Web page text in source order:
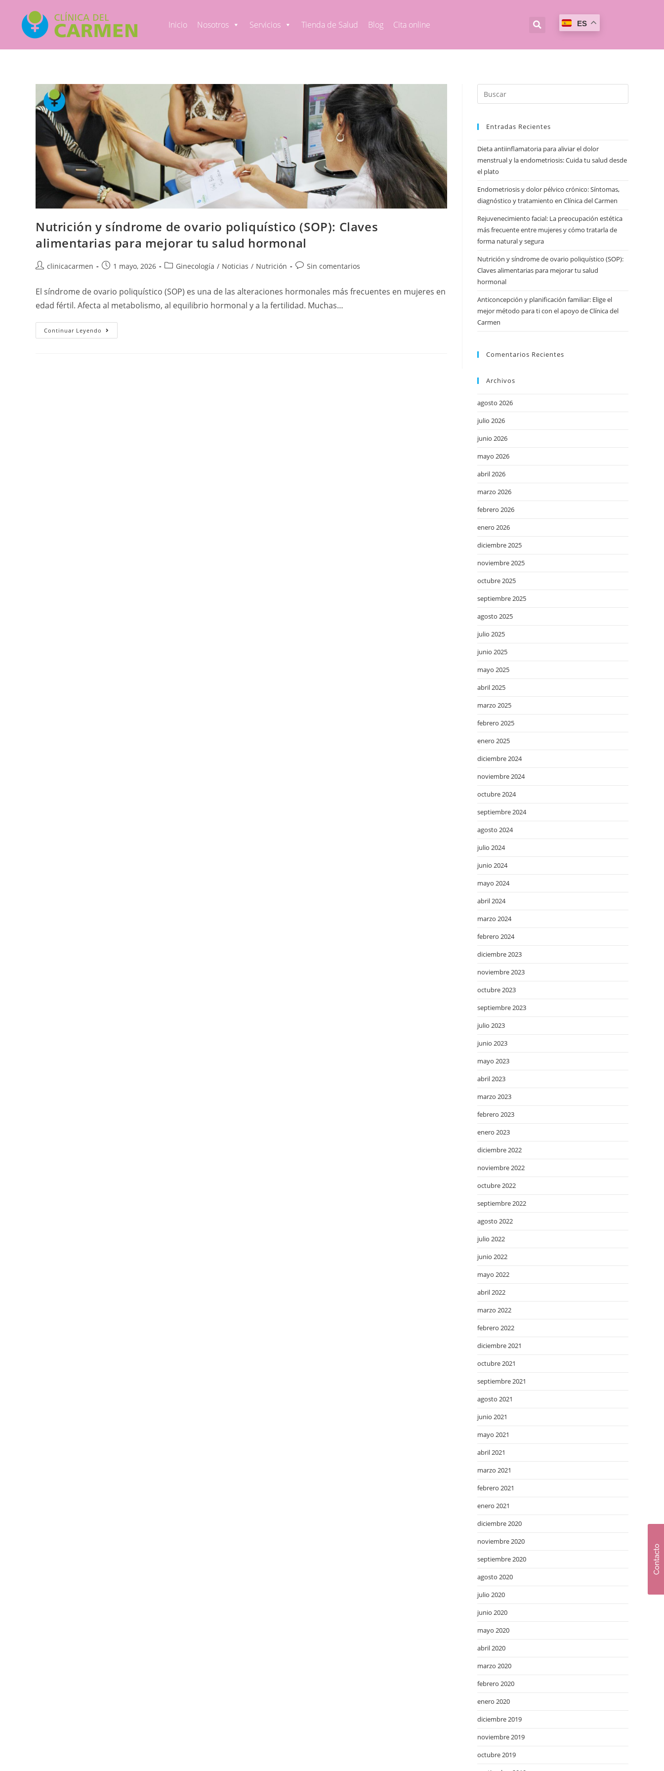
Inicio Nosotros Servicios Tienda de Salud Blog Cita online ES
Contacto
Nutrición y síndrome de ovario poliquístico (SOP): Claves
alimentarias para mejorar tu salud hormonal
clinicacarmen 1 mayo, 2026 Ginecología / Noticias / Nutrición Sin comentarios
El síndrome de ovario poliquístico (SOP) es una de las alteraciones hormonales más frecuentes en mujeres en
edad fértil. Afecta al metabolismo, al equilibrio hormonal y a la fertilidad. Muchas…
Continuar Leyendo
Entradas Recientes
Dieta antiinflamatoria para aliviar el dolor
menstrual y la endometriosis: Cuida tu salud desde
el plato
Endometriosis y dolor pélvico crónico: Síntomas,
diagnóstico y tratamiento en Clínica del Carmen
Rejuvenecimiento facial: La preocupación estética
más frecuente entre mujeres y cómo tratarla de
forma natural y segura
Nutrición y síndrome de ovario poliquístico (SOP):
Claves alimentarias para mejorar tu salud
hormonal
Anticoncepción y planificación familiar: Elige el
mejor método para ti con el apoyo de Clínica del
Carmen
Comentarios Recientes
Archivos
agosto 2026
julio 2026
junio 2026
mayo 2026
abril 2026
marzo 2026
febrero 2026
enero 2026
diciembre 2025
noviembre 2025
octubre 2025
septiembre 2025
agosto 2025
julio 2025
junio 2025
mayo 2025
abril 2025
marzo 2025
febrero 2025
enero 2025
diciembre 2024
noviembre 2024
octubre 2024
septiembre 2024
agosto 2024
julio 2024
junio 2024
mayo 2024
abril 2024
marzo 2024
febrero 2024
diciembre 2023
noviembre 2023
octubre 2023
septiembre 2023
julio 2023
junio 2023
mayo 2023
abril 2023
marzo 2023
febrero 2023
enero 2023
diciembre 2022
noviembre 2022
octubre 2022
septiembre 2022
agosto 2022
julio 2022
junio 2022
mayo 2022
abril 2022
marzo 2022
febrero 2022
diciembre 2021
octubre 2021
septiembre 2021
agosto 2021
junio 2021
mayo 2021
abril 2021
marzo 2021
febrero 2021
enero 2021
diciembre 2020
noviembre 2020
septiembre 2020
agosto 2020
julio 2020
junio 2020
mayo 2020
abril 2020
marzo 2020
febrero 2020
enero 2020
diciembre 2019
noviembre 2019
octubre 2019